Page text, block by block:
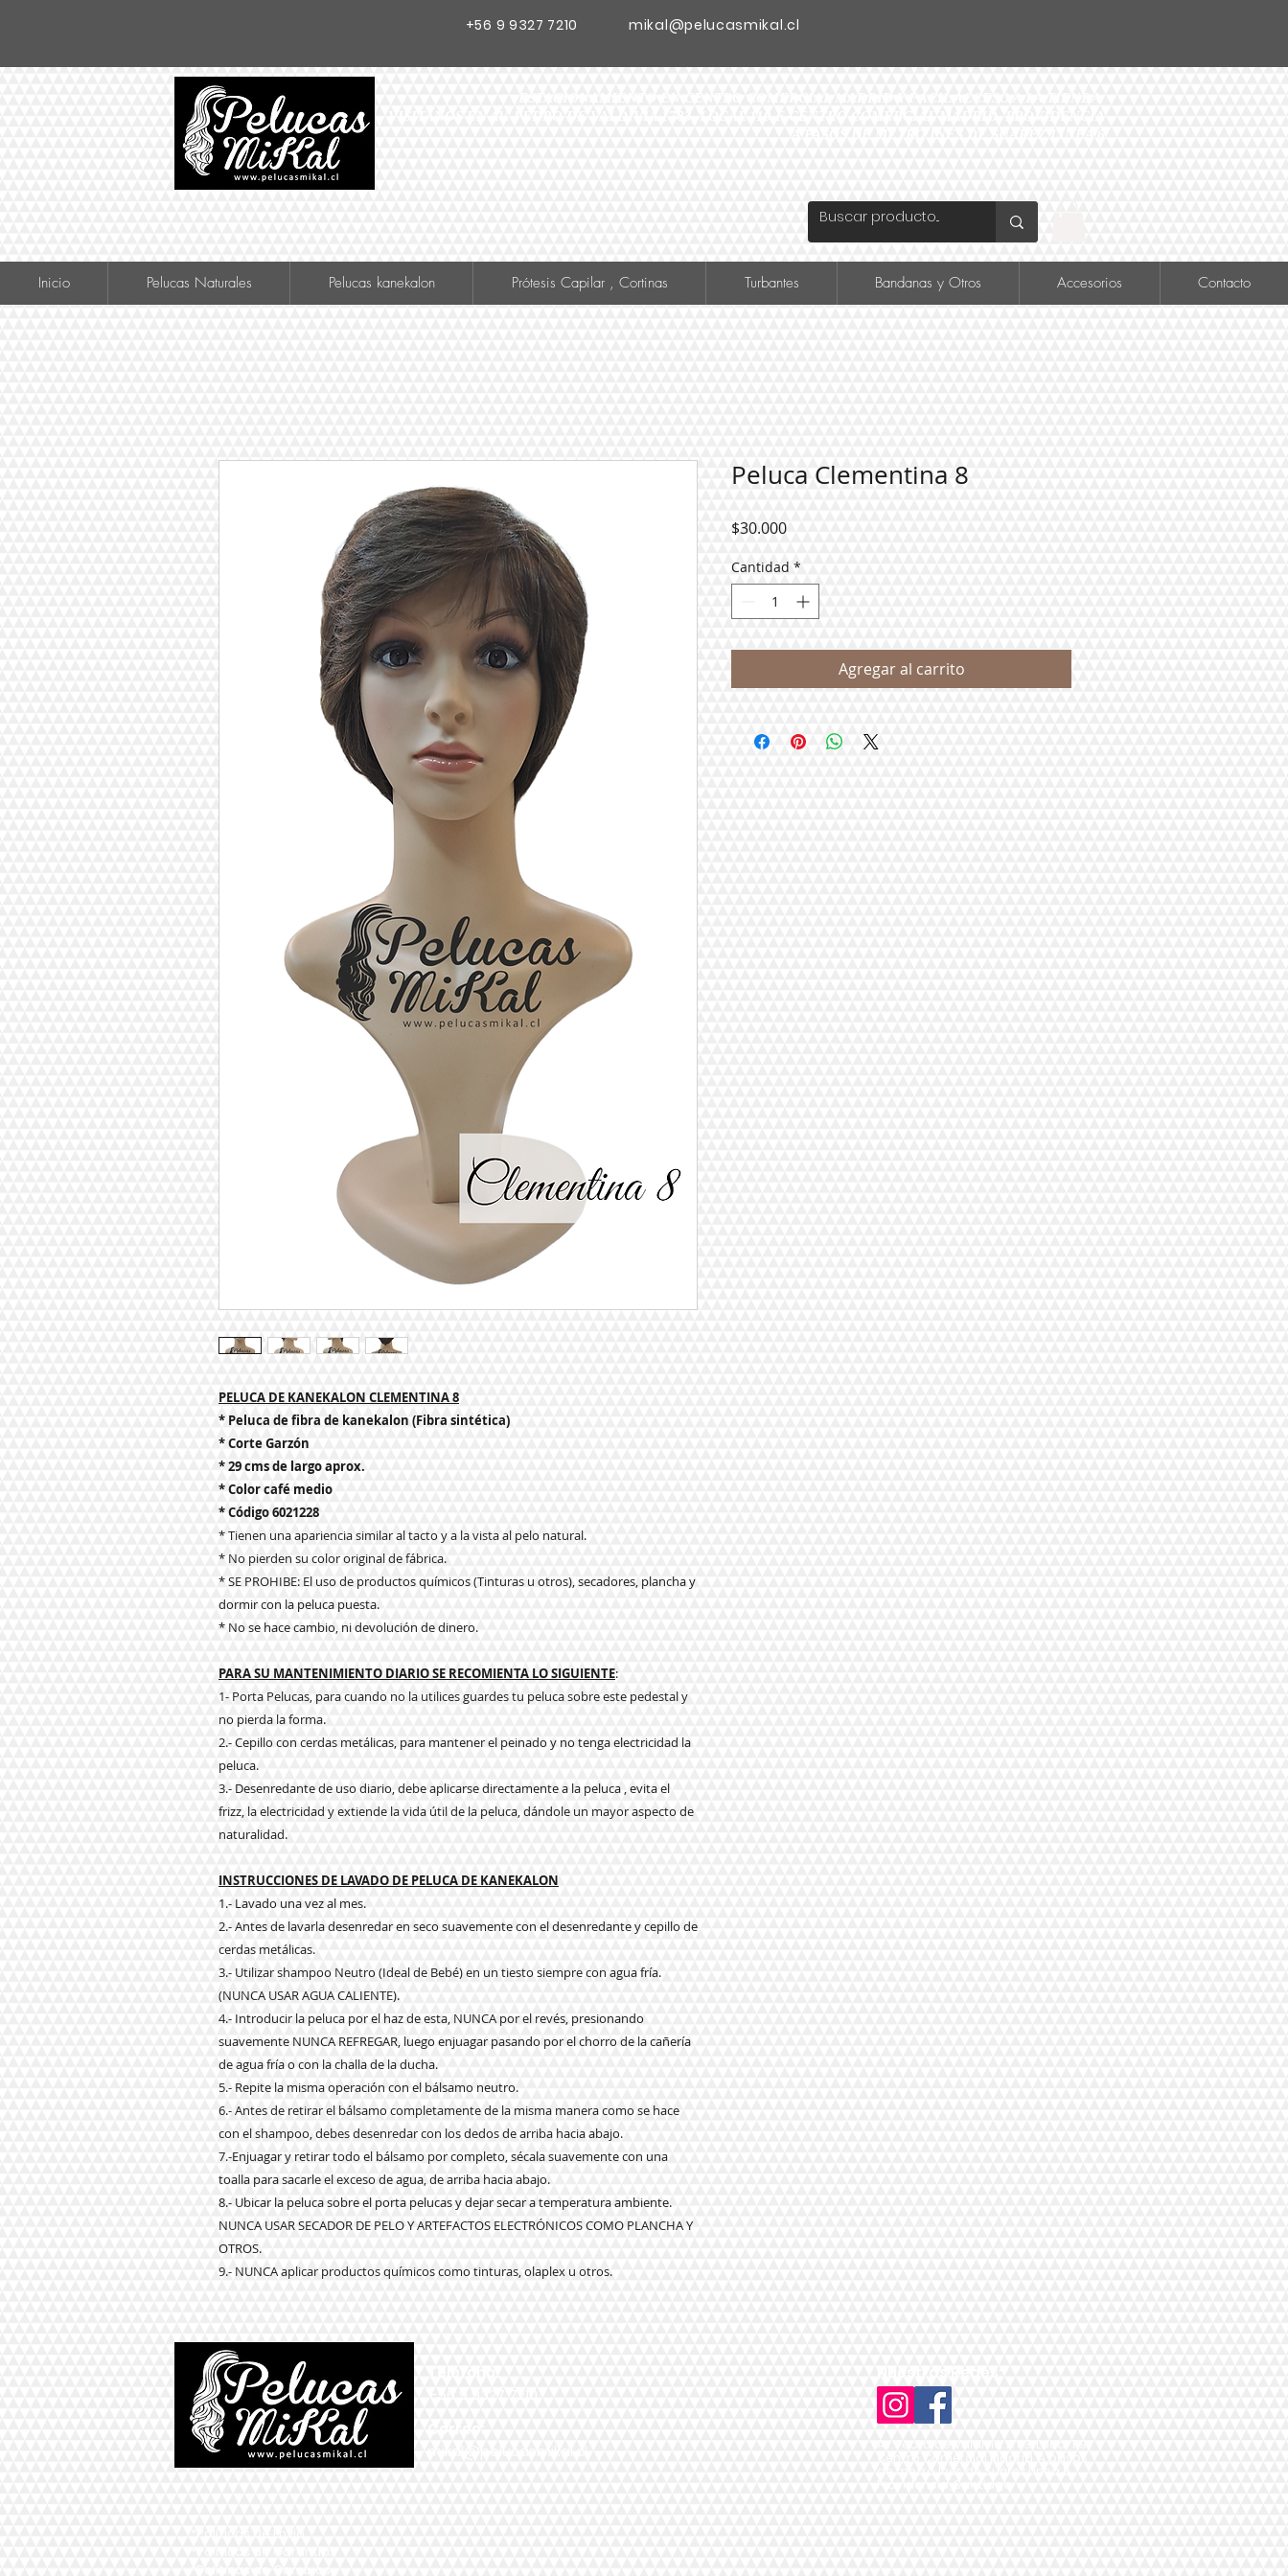
+56 9 9327 7210 mikal@pelucasmikal.cl
Inicio Pelucas Naturales Pelucas kanekalon Prótesis Capilar , Cortinas Turbantes Bandanas y Otros Accesorios Contacto
PELUCA DE KANEKALON CLEMENTINA 8
* Peluca de fibra de kanekalon (Fibra sintética)
* Corte Garzón
* 29 cms de largo aprox.
* Color café medio
* Código 6021228
* Tienen una apariencia similar al tacto y a la vista al pelo natural.
* No pierden su color original de fábrica.
* SE PROHIBE: El uso de productos químicos (Tinturas u otros), secadores, plancha y
dormir con la peluca puesta.
* No se hace cambio, ni devolución de dinero.
PARA SU MANTENIMIENTO DIARIO SE RECOMIENTA LO SIGUIENTE:
1- Porta Pelucas, para cuando no la utilices guardes tu peluca sobre este pedestal y
no pierda la forma.
2.- Cepillo con cerdas metálicas, para mantener el peinado y no tenga electricidad la
peluca.
3.- Desenredante de uso diario, debe aplicarse directamente a la peluca , evita el
frizz, la electricidad y extiende la vida útil de la peluca, dándole un mayor aspecto de
naturalidad.
INSTRUCCIONES DE LAVADO DE PELUCA DE KANEKALON
1.- Lavado una vez al mes.
2.- Antes de lavarla desenredar en seco suavemente con el desenredante y cepillo de
cerdas metálicas.
3.- Utilizar shampoo Neutro (Ideal de Bebé) en un tiesto siempre con agua fría.
(NUNCA USAR AGUA CALIENTE).
4.- Introducir la peluca por el haz de esta, NUNCA por el revés, presionando
suavemente NUNCA REFREGAR, luego enjuagar pasando por el chorro de la cañería
de agua fría o con la challa de la ducha.
5.- Repite la misma operación con el bálsamo neutro.
6.- Antes de retirar el bálsamo completamente de la misma manera como se hace
con el shampoo, debes desenredar con los dedos de arriba hacia abajo.
7.-Enjuagar y retirar todo el bálsamo por completo, sécala suavemente con una
toalla para sacarle el exceso de agua, de arriba hacia abajo.
8.- Ubicar la peluca sobre el porta pelucas y dejar secar a temperatura ambiente.
NUNCA USAR SECADOR DE PELO Y ARTEFACTOS ELECTRÓNICOS COMO PLANCHA Y
OTROS.
9.- NUNCA aplicar productos químicos como tinturas, olaplex u otros.
Peluca Clementina 8
$30.000Precio
Cantidad *
Agregar al carrito